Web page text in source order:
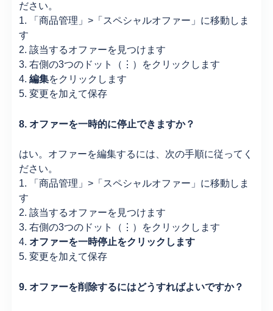
ださい。
1. 「商品管理」>「スペシャルオファー」に移動しま
す
2. 該当するオファーを見つけます
3. 右側の3つのドット（⋮）をクリックします
4.編集をクリックします
5. 変更を加えて保存
8. オファーを一時的に停止できますか？
はい。オファーを編集するには、次の手順に従ってく
ださい。
1. 「商品管理」>「スペシャルオファー」に移動しま
す
2. 該当するオファーを見つけます
3. 右側の3つのドット（⋮）をクリックします
4. オファーを一時停止をクリックします
5. 変更を加えて保存
9. オファーを削除するにはどうすればよいですか？